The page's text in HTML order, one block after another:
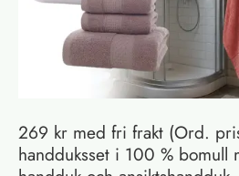
269 kr med fri frakt (Ord.
handduksset i 100 % bomull